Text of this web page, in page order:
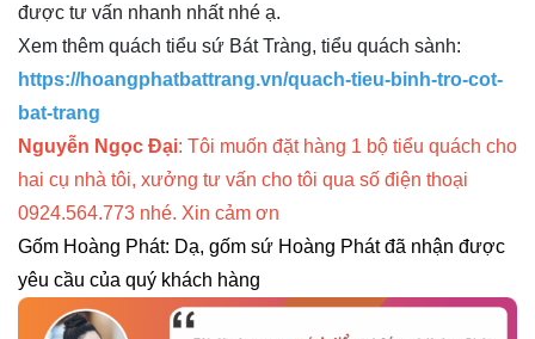
được tư vấn nhanh nhất nhé ạ.
Xem thêm quách tiểu sứ Bát Tràng, tiểu quách sành:
https://hoangphatbattrang.vn/quach-tieu-binh-tro-cot-
bat-trang
Nguyễn Ngọc Đại: Tôi muốn đặt hàng 1 bộ tiểu quách cho
hai cụ nhà tôi, xưởng tư vấn cho tôi qua số điện thoại
0924.564.773 nhé. Xin cảm ơn
Gốm Hoàng Phát: Dạ, gốm sứ Hoàng Phát đã nhận được
yêu cầu của quý khách hàng